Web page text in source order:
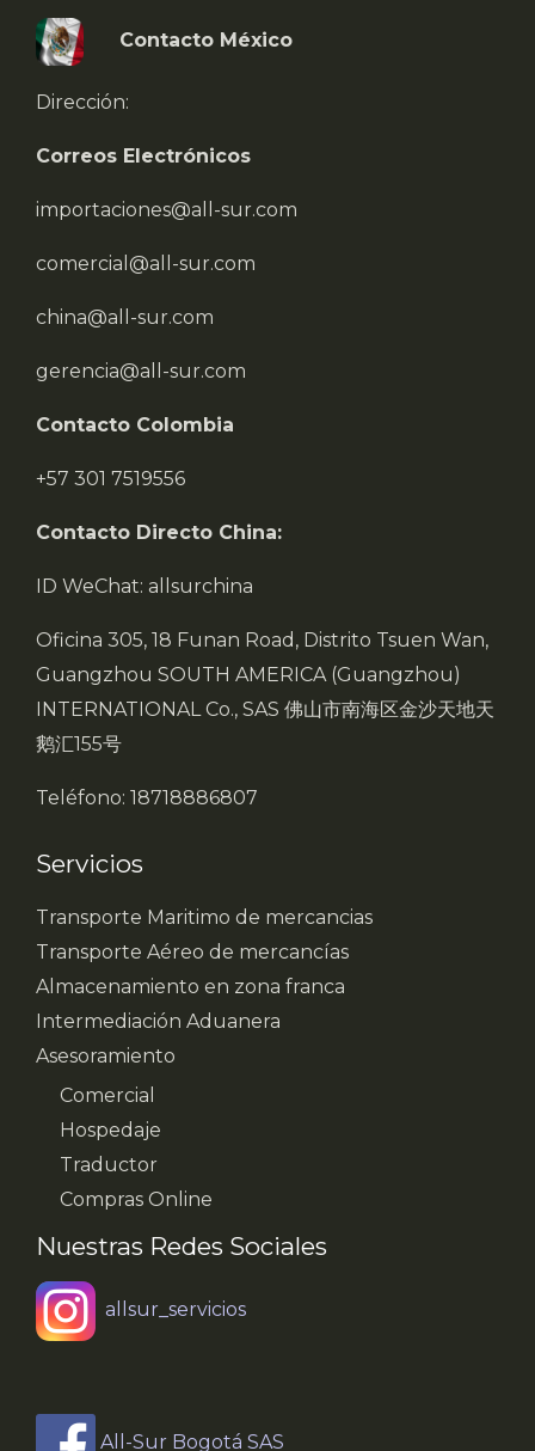
Contacto México
Dirección:
Correos Electrónicos
importaciones@all-sur.com
comercial@all-sur.com
china@all-sur.com
gerencia@all-sur.com
Contacto Colombia
+57 301 7519556
Contacto Directo China:
ID WeChat: allsurchina
Oficina 305, 18 Funan Road, Distrito Tsuen Wan,
Guangzhou SOUTH AMERICA (Guangzhou)
INTERNATIONAL Co., SAS 佛山市南海区金沙天地天
鹅汇155号
Teléfono: 18718886807
Servicios
Transporte Maritimo de mercancias
Transporte Aéreo de mercancías
Almacenamiento en zona franca
Intermediación Aduanera
Asesoramiento
Comercial
Hospedaje
Traductor
Compras Online
Nuestras Redes Sociales
allsur_servicios
All-Sur Bogotá SAS